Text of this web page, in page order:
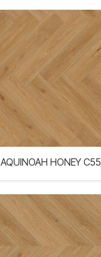
AQUINOAH HONEY C55